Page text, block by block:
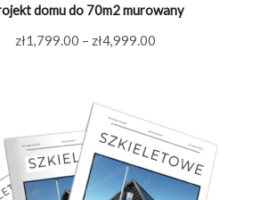
domu do 70m2 murowany
zł1,799.00 – zł4,999.00
do
zł4,999.00